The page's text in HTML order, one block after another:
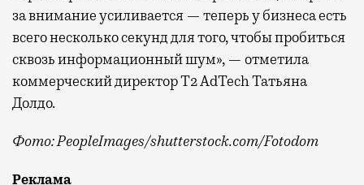
за внимание усиливается — теперь у бизнеса есть
всего несколько секунд для того, чтобы пробиться
сквозь информационный шум», — отметила
коммерческий директор Т2 AdTech Татьяна
Долдо.
Фото: PeopleImages/shutterstock.com/Fotodom
Мобильный оператор Т2 изучил модели интернет-
Реклама